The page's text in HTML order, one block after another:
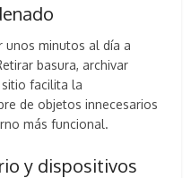
unos minutos al día a
basura, archivar
facilita la
de objetos innecesarios
más funcional.
y dispositivos